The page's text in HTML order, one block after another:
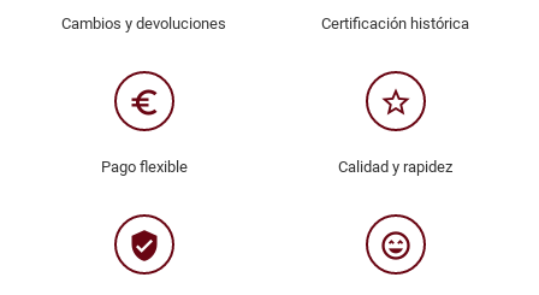
Cambios y devoluciones Certificación histórica
euro_symbol
Pago flexible
star_border
Calidad y rapidez
verified_user sentiment_very_satisfied